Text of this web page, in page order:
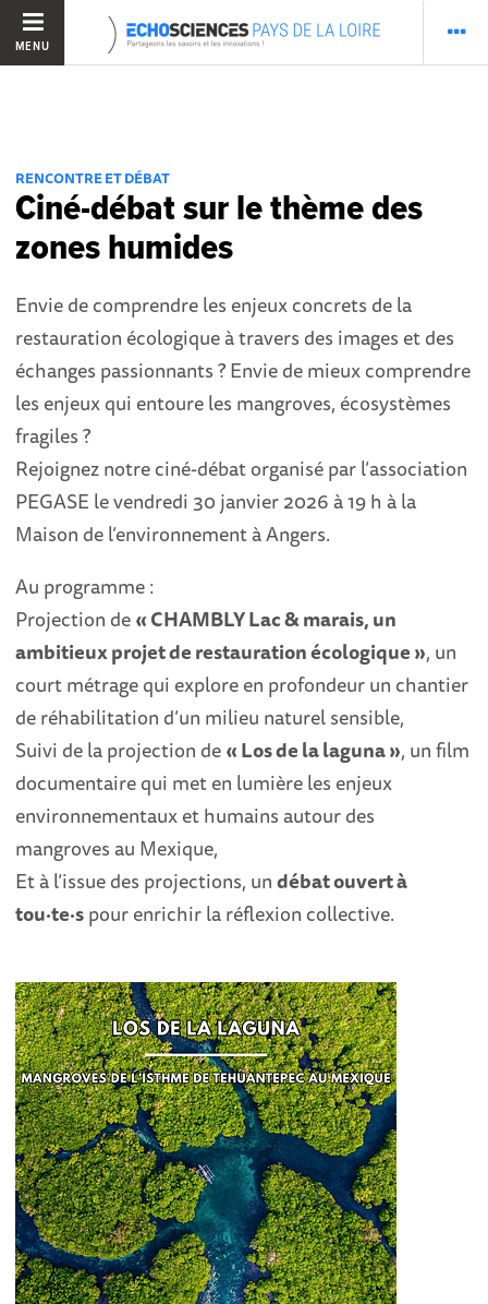
MENU
RENCONTRE ET DÉBAT
Ciné-débat sur le thème des
zones humides
Envie de comprendre les enjeux concrets de la
restauration écologique à travers des images et des
échanges passionnants ? Envie de mieux comprendre
les enjeux qui entoure les mangroves, écosystèmes
fragiles ?
Rejoignez notre ciné-débat organisé par l’association
PEGASE le vendredi 30 janvier 2026 à 19 h à la
Maison de l’environnement à Angers.
Au programme :
Projection de« CHAMBLY Lac & marais, un
ambitieux projet de restauration écologique », un
court métrage qui explore en profondeur un chantier
de réhabilitation d’un milieu naturel sensible,
Suivi de la projection de« Los de la laguna », un film
documentaire qui met en lumière les enjeux
environnementaux et humains autour des
mangroves au Mexique,
Et à l’issue des projections, undébat ouvert à
tou·te·spour enrichir la réflexion collective.